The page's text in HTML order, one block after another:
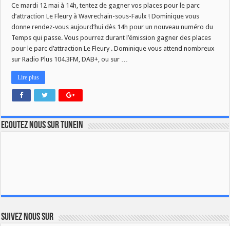
Le
Fleury
Dominique
!
Ce mardi 12 mai à 14h, tentez de gagner vos places pour le parc
d’attraction Le Fleury à Wavrechain-sous-Faulx ! Dominique vous
donne rendez-vous aujourd’hui dès 14h pour un nouveau numéro du
Temps qui passe. Vous pourrez durant l’émission gagner des places
pour le parc d’attraction Le Fleury . Dominique vous attend nombreux
sur Radio Plus 104.3FM, DAB+, ou sur …
Lire plus
Ecoutez nous sur TuneIn
Suivez nous sur